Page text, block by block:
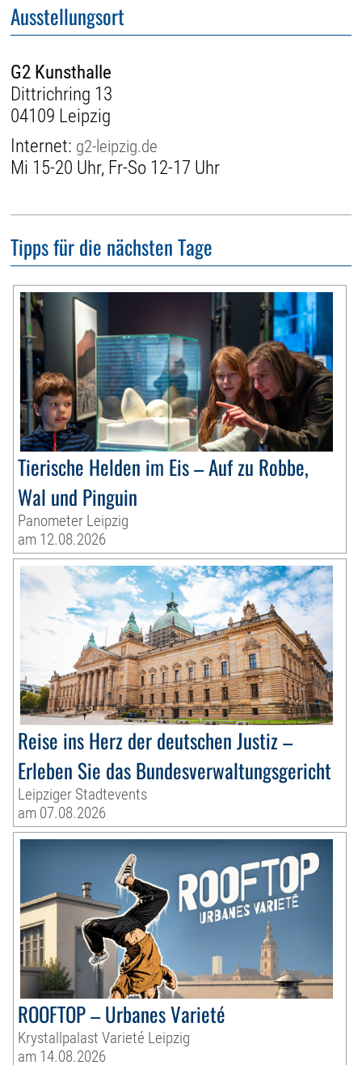
Ausstellungsort
G2 Kunsthalle
Dittrichring 13
04109 Leipzig
Internet: g2-leipzig.de
Mi 15-20 Uhr, Fr-So 12-17 Uhr
Tipps für die nächsten Tage
Tierische Helden im Eis – Auf zu Robbe,
Wal und Pinguin
Panometer Leipzig
am 12.08.2026
Reise ins Herz der deutschen Justiz –
Erleben Sie das Bundesverwaltungsgericht
Leipziger Stadtevents
am 07.08.2026
ROOFTOP – Urbanes Varieté
Krystallpalast Varieté Leipzig
am 14.08.2026